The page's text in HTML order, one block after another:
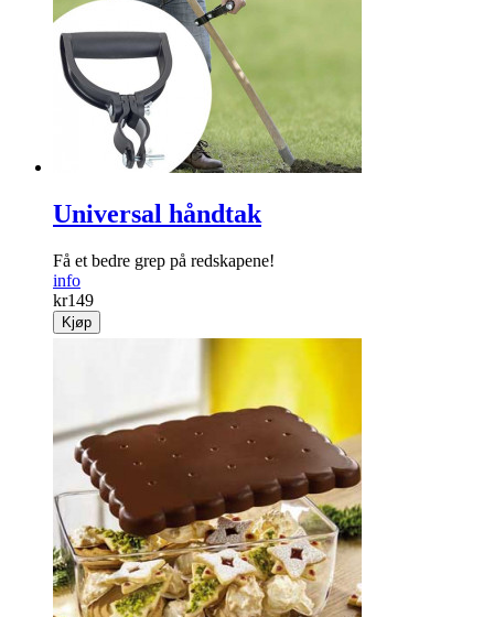
Universal håndtak
Få et bedre grep på redskapene!
info
kr149
Kjøp